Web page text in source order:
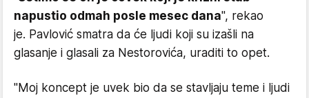
napustio odmah posle mesec dana", rekao
je. Pavlović smatra da će ljudi koji su izašli na
glasanje i glasali za Nestorovića, uraditi to opet.
"Moj koncept je uvek bio da se stavljaju teme i ljudi